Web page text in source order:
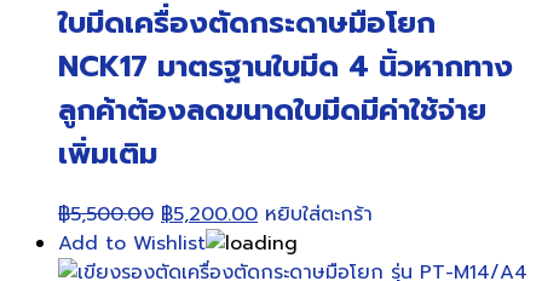
options
may
be
chosen
page
ใบมีดเครื่องตัดกระดาษมือโยก
NCK17 มาตรฐานใบมีด 4 นิ้วหากทาง
ลูกค้าต้องลดขนาดใบมีดมีค่าใช้จ่าย
เพิ่มเติม
฿5,500.00 Original
price
was:
฿5,200.00Current
price
is:
หยิบใส่ตะกร้า
Add to Wishlist